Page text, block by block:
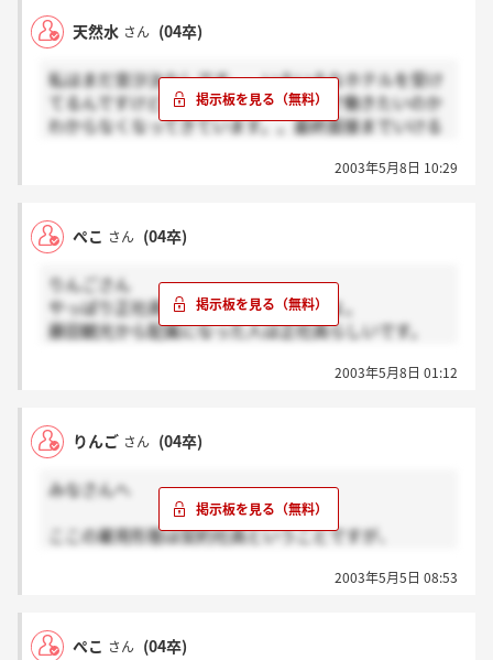
客がしたいと思って、ホテルに憧れてるんだと思う。
なんか長くなっちゃったけど、ちょっと立ち止まって
しまったなら改めて考えてみるのもいいと思うよ。
いいアドバイスにはなってないけど…ごめんね。
最終なんてすごい…。それだけほしいと思われてるん
だからがんばって！！！あ、ちなみに差し支えなかっ
＞天然水さん
私はホテルがいいというより、フォーシーズンスで働
が大好きだからです。
確かにホテルの仕事って大変だと思う。でも、新卒の
若い時だからこそ挑戦してみたいと思ってます。事務
接、頑張って☆
天然水 さん (04卒)
私はまだ音沙汰なしです。。いろいろなホテルを受け
てるんですけど、最近、本当にホテルで働きたいのか
わからなくなってきています。。最終面接までいける
やな気持ちじゃだめですよね。。本当にホテルで働き
です。みなさんはホテルで研修などをして現場の厳し
さもしってホテルで働きたいと思っていますか？それ
ていますか？よかったらどうしてホテルなのか教えて
ください！！
2003年5月8日 10:29
ぺこ さん (04卒)
りんごさん
やっぱり正社員登用はないみたいですよ。
藤田観光から配属になった人は正社員らしいです。
てみたら詳しくのってるのでよかったらみてみて★
結果いつだろうって心配してたら、今日お電話いただ
いて2次面接いけることになりました！みなさんはど
ョックは大きそうでこわいです。
2003年5月8日 01:12
りんご さん (04卒)
みなさんへ
ここの雇用形態は契約社員ということですが、
説明会でも、面接でも聞くのを忘れてしまったので。
2003年5月5日 08:53
ぺこ さん (04卒)